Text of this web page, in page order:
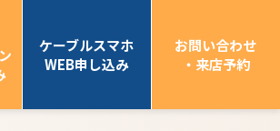
ケーブルスマホ
WEB申し込み
お問い合わせ
・来店予約